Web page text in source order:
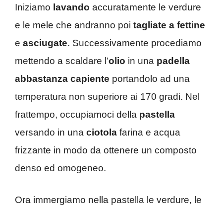
Iniziamo lavando accuratamente le verdure
e le mele che andranno poi tagliate a fettine
e asciugate. Successivamente procediamo
mettendo a scaldare l’olio in una padella
abbastanza capiente portandolo ad una
temperatura non superiore ai 170 gradi. Nel
frattempo, occupiamoci della pastella
versando in una ciotola farina e acqua
frizzante in modo da ottenere un composto
denso ed omogeneo.
Ora immergiamo nella pastella le verdure, le